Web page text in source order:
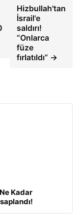
Hizbullah'tan
İsrail'e
saldırı!
“Onlarca
füze
fırlatıldı” →
Kadar